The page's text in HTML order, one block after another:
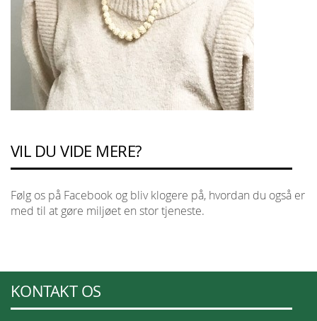
VIL DU VIDE MERE?
Følg os på Facebook og bliv klogere på, hvordan du også er
med til at gøre miljøet en stor tjeneste.
KONTAKT OS